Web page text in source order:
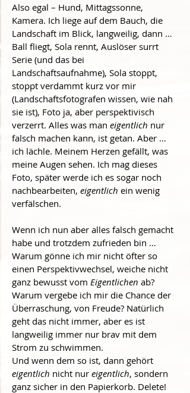
Also egal – Hund, Mittagssonne,
Kamera. Ich liege auf dem Bauch, die
Landschaft im Blick, langweilig, dann …
Ball fliegt, Sola rennt, Auslöser surrt
Serie (und das bei
Landschaftsaufnahme), Sola stoppt,
stoppt verdammt kurz vor mir
(Landschaftsfotografen wissen, wie nah
sie ist), Foto ja, aber perspektivisch
verzerrt. Alles was man eigentlich nur
falsch machen kann, ist getan. Aber …
ich lächle. Meinem Herzen gefällt, was
meine Augen sehen. Ich mag dieses
Foto, später werde ich es sogar noch
nachbearbeiten, eigentlich ein wenig
verfälschen.
Wenn ich nun aber alles falsch gemacht
habe und trotzdem zufrieden bin …
Warum gönne ich mir nicht öfter so
einen Perspektivwechsel, weiche nicht
ganz bewusst vom Eigentlichen ab?
Warum vergebe ich mir die Chance der
Überraschung, von Freude? Natürlich
geht das nicht immer, aber es ist
langweilig immer nur brav mit dem
Strom zu schwimmen.
Und wenn dem so ist, dann gehört
eigentlich nicht nur eigentlich, sondern
ganz sicher in den Papierkorb. Delete!